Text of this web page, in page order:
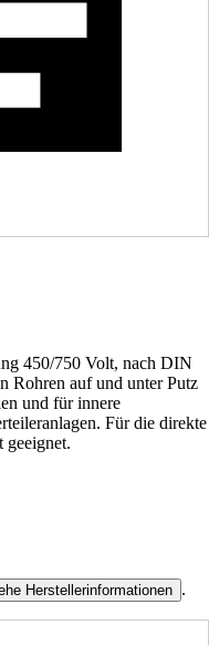
450/750 Volt, nach DIN
Rohren auf und unter Putz
und für innere
Für die direkte
geeignet.
Herstellerinformationen .